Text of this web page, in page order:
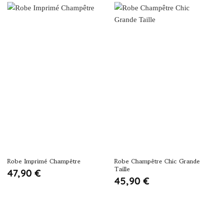
Robe Imprimé Champêtre
47,90 €
Robe Champêtre Chic Grande
Taille
45,90 €